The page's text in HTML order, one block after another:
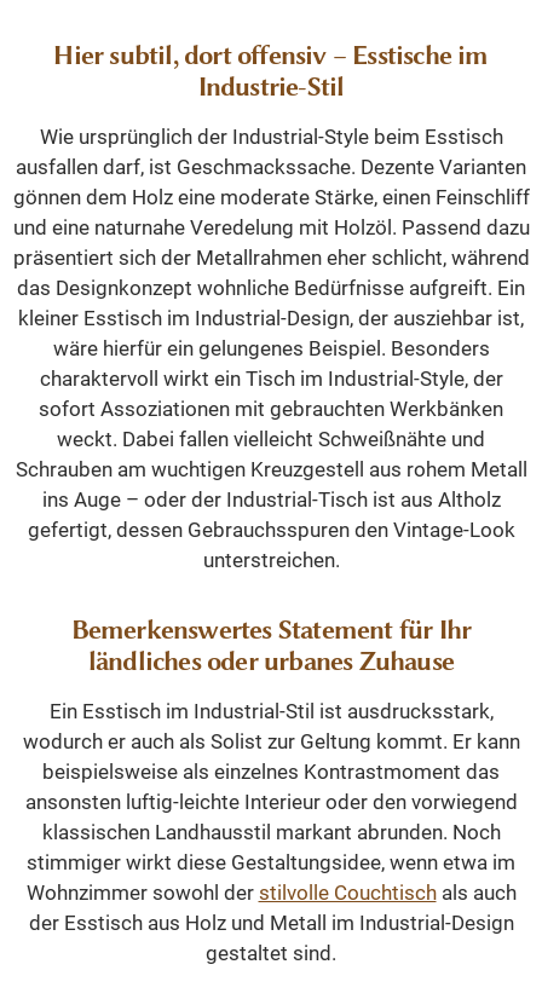
Hier subtil, dort offensiv – Esstische im
Industrie-Stil
Wie ursprünglich der Industrial-Style beim Esstisch
ausfallen darf, ist Geschmackssache. Dezente Varianten
gönnen dem Holz eine moderate Stärke, einen Feinschliff
und eine naturnahe Veredelung mit Holzöl. Passend dazu
präsentiert sich der Metallrahmen eher schlicht, während
das Designkonzept wohnliche Bedürfnisse aufgreift. Ein
kleiner Esstisch im Industrial-Design, der ausziehbar ist,
wäre hierfür ein gelungenes Beispiel. Besonders
charaktervoll wirkt ein Tisch im Industrial-Style, der
sofort Assoziationen mit gebrauchten Werkbänken
weckt. Dabei fallen vielleicht Schweißnähte und
Schrauben am wuchtigen Kreuzgestell aus rohem Metall
ins Auge – oder der Industrial-Tisch ist aus Altholz
gefertigt, dessen Gebrauchsspuren den Vintage-Look
unterstreichen.
Bemerkenswertes Statement für Ihr
ländliches oder urbanes Zuhause
Ein Esstisch im Industrial-Stil ist ausdrucksstark,
wodurch er auch als Solist zur Geltung kommt. Er kann
beispielsweise als einzelnes Kontrastmoment das
ansonsten luftig-leichte Interieur oder den vorwiegend
klassischen Landhausstil markant abrunden. Noch
stimmiger wirkt diese Gestaltungsidee, wenn etwa im
Wohnzimmer sowohl der stilvolle Couchtischals auch
der Esstisch aus Holz und Metall im Industrial-Design
gestaltet sind.